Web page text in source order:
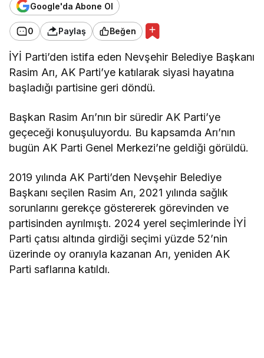
Google'da Abone Ol
0 Paylaş Beğen
İYİ Parti’den istifa eden Nevşehir Belediye Başkanı
Rasim Arı, AK Parti’ye katılarak siyasi hayatına
başladığı partisine geri döndü.
Başkan Rasim Arı’nın bir süredir AK Parti’ye
geçeceği konuşuluyordu. Bu kapsamda Arı’nın
bugün AK Parti Genel Merkezi’ne geldiği görüldü.
2019 yılında AK Parti’den Nevşehir Belediye
Başkanı seçilen Rasim Arı, 2021 yılında sağlık
sorunlarını gerekçe göstererek görevinden ve
partisinden ayrılmıştı. 2024 yerel seçimlerinde İYİ
Parti çatısı altında girdiği seçimi yüzde 52’nin
üzerinde oy oranıyla kazanan Arı, yeniden AK
Parti saflarına katıldı.